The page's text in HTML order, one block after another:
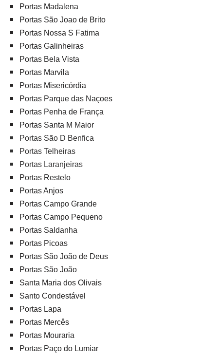
Portas Madalena
Portas São Joao de Brito
Portas Nossa S Fatima
Portas Galinheiras
Portas Bela Vista
Portas Marvila
Portas Misericórdia
Portas Parque das Naçoes
Portas Penha de França
Portas Santa M Maior
Portas São D Benfica
Portas Telheiras
Portas Laranjeiras
Portas Restelo
Portas Anjos
Portas Campo Grande
Portas Campo Pequeno
Portas Saldanha
Portas Picoas
Portas São João de Deus
Portas São João
Santa Maria dos Olivais
Santo Condestável
Portas Lapa
Portas Mercês
Portas Mouraria
Portas Paço do Lumiar